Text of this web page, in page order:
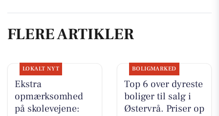
FLERE ARTIKLER
LOKALT NYT
Ekstra
opmærksomhed
på skolevejene:
BOLIGMARKED
Top 6 over dyreste
boliger til salg i
Østervrå. Priser op